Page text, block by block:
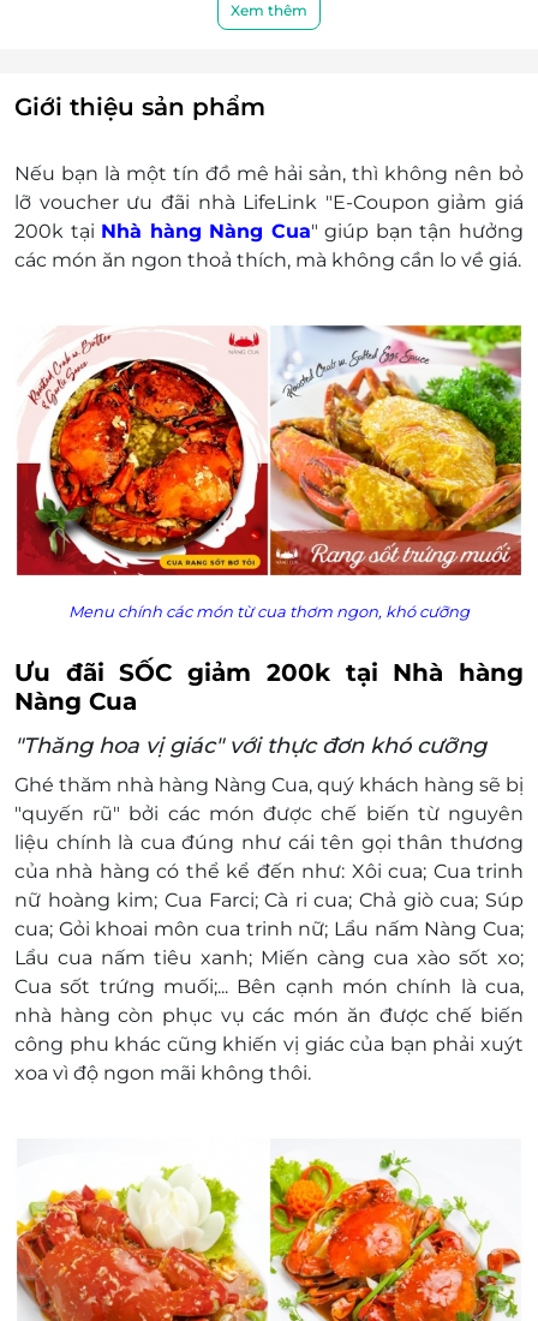
chối phục vụ khi hết size cua trong deal và khi
không còn chỗ ngồi:
Quận 1, Thành phố Hồ Chí Minh
Hotline: 0909 353 383
Khách hàng vui lòng xuất trình voucher trước
khi sử dụng dịch vụ
E-Voucher/E-Coupon không có giá trị quy đổi
thành tiền mặt, không trả lại tiền thừa
Không áp dụng đồng thời với chương trình
khuyến mại khác
Giá trên chưa bao gồm VAT. Nhà hàng chịu trách
nhiệm xuất VAT khi có khách hàng yêu cầu.
Xem thêm
Giới thiệu sản phẩm
Nếu bạn là một tín đồ mê hải sản, thì không nên bỏ
lỡ voucher ưu đãi nhà LifeLink "E-Coupon giảm giá
200k tại Nhà hàng Nàng Cua" giúp bạn tận hưởng
các món ăn ngon thoả thích, mà không cần lo về giá.
Menu chính các món từ cua thơm ngon, khó cưỡng
Ưu đãi SỐC giảm 200k tại Nhà hàng
Nàng Cua
"Thăng hoa vị giác" với thực đơn khó cưỡng
Ghé thăm nhà hàng Nàng Cua, quý khách hàng sẽ bị
"quyến rũ" bởi các món được chế biến từ nguyên
liệu chính là cua đúng như cái tên gọi thân thương
của nhà hàng có thể kể đến như: Xôi cua; Cua trinh
nữ hoàng kim; Cua Farci; Cà ri cua; Chả giò cua; Súp
cua; Gỏi khoai môn cua trinh nữ; Lẩu nấm Nàng Cua;
Lẩu cua nấm tiêu xanh; Miến càng cua xào sốt xo;
Cua sốt trứng muối;... Bên cạnh món chính là cua,
nhà hàng còn phục vụ các món ăn được chế biến
công phu khác cũng khiến vị giác của bạn phải xuýt
xoa vì độ ngon mãi không thôi.